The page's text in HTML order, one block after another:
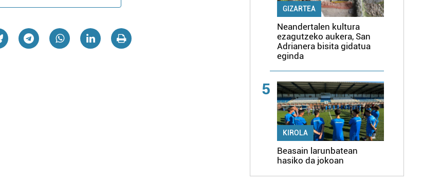
GIZARTEA
Neandertalen kultura
ezagutzeko aukera, San
Adrianera bisita gidatua
eginda
5
KIROLA
Beasain larunbatean
hasiko da jokoan